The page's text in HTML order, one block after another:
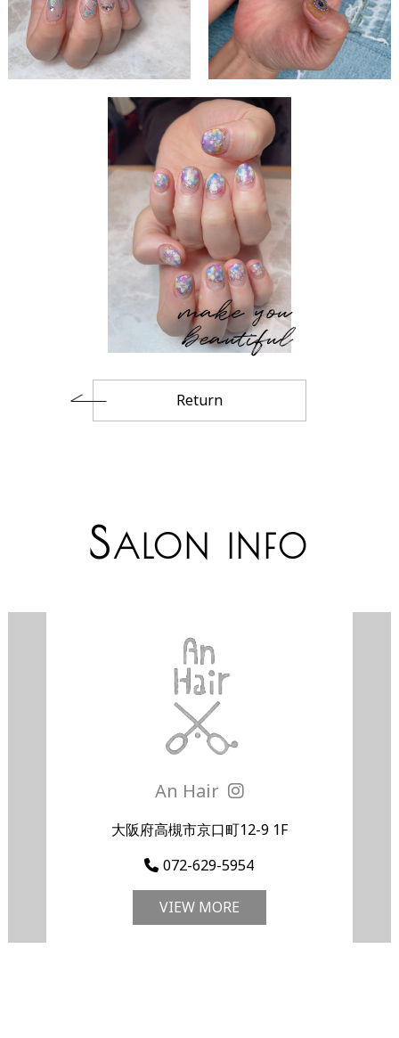
make you
beautiful
Return
SALON INFO
An Hair
大阪府高槻市京口町12-9 1F
072-629-5954
VIEW MORE